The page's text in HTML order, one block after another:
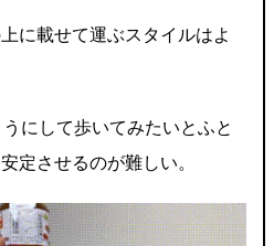
に載せて運ぶスタイルはよ
にして歩いてみたいとふと
定させるのが難しい。